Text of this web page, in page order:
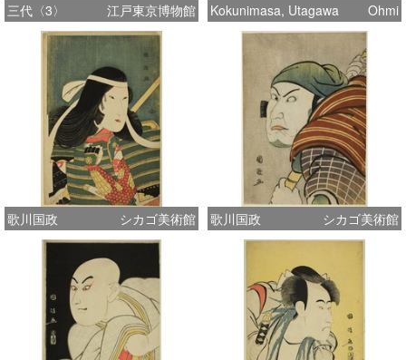
三代〈3〉 江戸東京博物館 Kokunimasa, Utagawa Ohmi
歌川国政 シカゴ美術館 歌川国政 シカゴ美術館